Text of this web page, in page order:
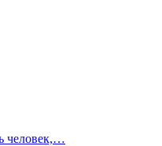
человек,…